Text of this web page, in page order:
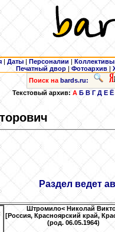
| Даты | Персоналии | Коллективы
Печатный двор |Фотоархив |
Поиск на bards.ru:
Текстовый архив:А Б В Г Д Е Ё
Раздел ведет
Штромило< Николай
[Россия, Красноярский край,
(род. 06.05.1964)